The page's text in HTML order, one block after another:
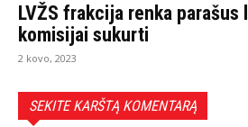
LVŽS frakcija renka parašus
komisijai sukurti
2 kovo, 2023
SEKITE KARŠTĄ KOMENTARĄ